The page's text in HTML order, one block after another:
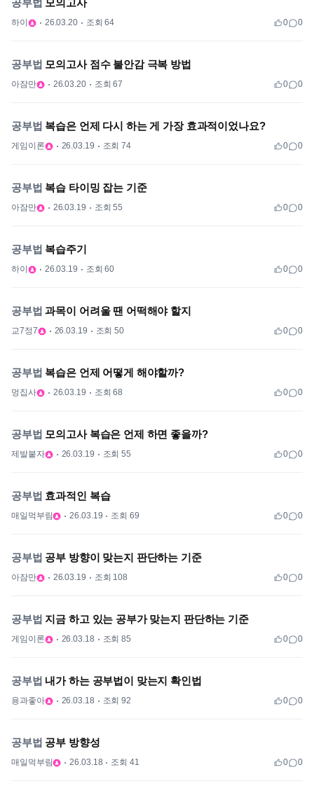
공부법 모의고사
하이 26.03.20 조회 64 0 0
공부법 모의고사 점수 불안감 극복 방법
아잠만 26.03.20 조회 67 0 0
공부법 복습은 언제 다시 하는 게 가장 효과적이었나요?
게임이론 26.03.19 조회 74 0 0
공부법 복습 타이밍 잡는 기준
아잠만 26.03.19 조회 55 0 0
공부법 복습주기
하이 26.03.19 조회 60 0 0
공부법 과목이 어려울 땐 어떡해야 할지
교7정7 26.03.19 조회 50 0 0
공부법 복습은 언제 어떻게 해야할까?
멍집사 26.03.19 조회 68 0 0
공부법 모의고사 복습은 언제 하면 좋을까?
제발붙자 26.03.19 조회 55 0 0
공부법 효과적인 복습
매일먹부림 26.03.19 조회 69 0 0
공부법 공부 방향이 맞는지 판단하는 기준
아잠만 26.03.19 조회 108 0 0
공부법 지금 하고 있는 공부가 맞는지 판단하는 기준
게임이론 26.03.18 조회 85 0 0
공부법 내가 하는 공부법이 맞는지 확인법
용과좋아 26.03.18 조회 92 0 0
공부법 공부 방향성
매일먹부림 26.03.18 조회 41 0 0